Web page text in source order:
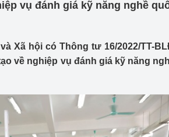
Hoạt động của Lãnh
Dịch vụ Việt Nam 2026
động của Bộ trưởng
Thông cáo báo chí
Điểm báo
đổi số
sử phát triển
vụ đánh giá kỹ năng nghề
Xã hội có Thông tư 16/2022/TT-
về nghiệp vụ đánh giá kỹ năng